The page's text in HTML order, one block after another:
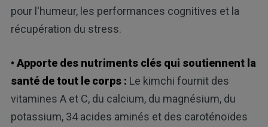
pour l'humeur, les performances cognitives et la
récupération du stress.
• Apporte des nutriments clés qui soutiennent la
santé de tout le corps : Le kimchi fournit des
vitamines A et C, du calcium, du magnésium, du
potassium, 34 acides aminés et des caroténoïdes